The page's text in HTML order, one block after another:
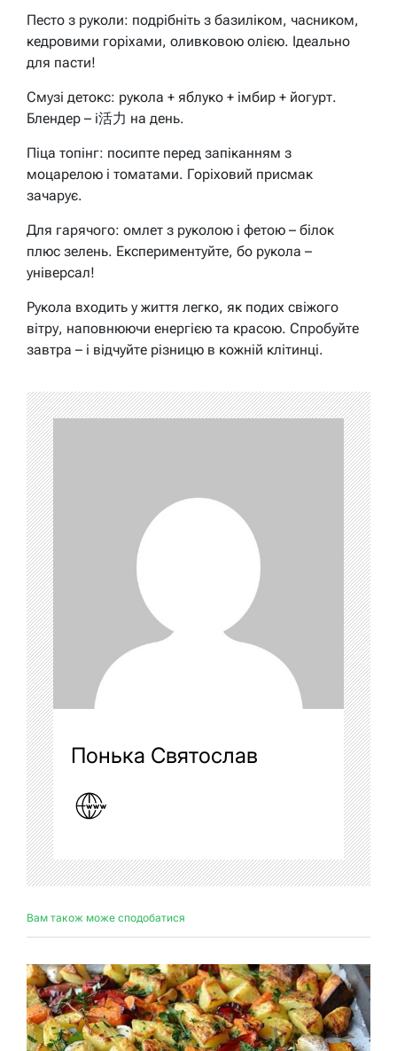
Песто з руколи: подрібніть з базиліком, часником,
кедровими горіхами, оливковою олією. Ідеально
для пасти!
Смузі детокс: рукола + яблуко + імбир + йогурт.
Блендер – і活力 на день.
Піца топінг: посипте перед запіканням з
моцарелою і томатами. Горіховий присмак
зачарує.
Для гарячого: омлет з руколою і фетою – білок
плюс зелень. Експериментуйте, бо рукола –
універсал!
Рукола входить у життя легко, як подих свіжого
вітру, наповнюючи енергією та красою. Спробуйте
завтра – і відчуйте різницю в кожній клітинці.
Понька Святослав
Вам також може сподобатися